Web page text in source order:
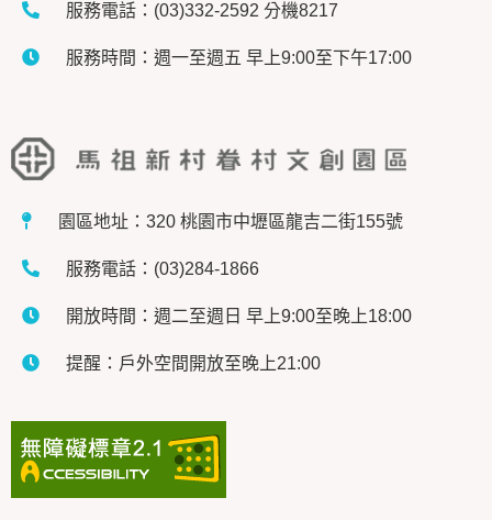
服務電話：(03)332-2592 分機8217
服務時間：週一至週五 早上9:00至下午17:00
園區地址：320 桃園市中壢區龍吉二街155號
服務電話：(03)284-1866
開放時間：週二至週日 早上9:00至晚上18:00
提醒：戶外空間開放至晚上21:00